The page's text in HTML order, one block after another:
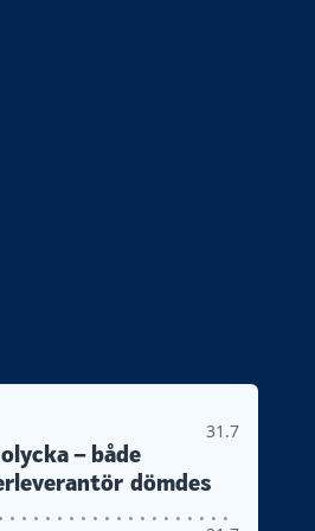
31.7
– både
dömdes